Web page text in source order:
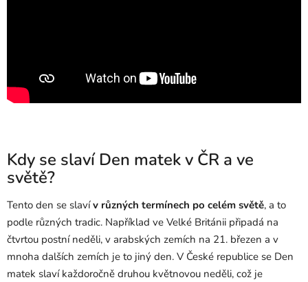
Kdy se slaví Den matek v ČR a ve
světě?
Tento den se slavív různých termínech po celém světě, a to
podle různých tradic. Například ve Velké Británii připadá na
čtvrtou postní neděli, v arabských zemích na 21. březen a v
mnoha dalších zemích je to jiný den. V České republice se Den
matek slaví každoročně druhou květnovou neděli, což je